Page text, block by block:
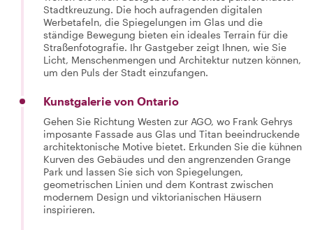
Stadtkreuzung. Die hoch aufragenden digitalen
Werbetafeln, die Spiegelungen im Glas und die
ständige Bewegung bieten ein ideales Terrain für die
Straßenfotografie. Ihr Gastgeber zeigt Ihnen, wie Sie
Licht, Menschenmengen und Architektur nutzen können,
um den Puls der Stadt einzufangen.
Kunstgalerie von Ontario
Gehen Sie Richtung Westen zur AGO, wo Frank Gehrys
imposante Fassade aus Glas und Titan beeindruckende
architektonische Motive bietet. Erkunden Sie die kühnen
Kurven des Gebäudes und den angrenzenden Grange
Park und lassen Sie sich von Spiegelungen,
geometrischen Linien und dem Kontrast zwischen
modernem Design und viktorianischen Häusern
inspirieren.